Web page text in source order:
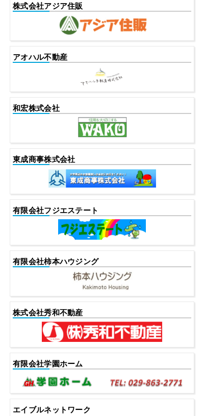
株式会社アジア住販
アオハル不動産
和宏株式会社
東成商事株式会社
有限会社フジエステート
有限会社柿本ハウジング
株式会社秀和不動産
有限会社学園ホーム
エイブルネットワーク